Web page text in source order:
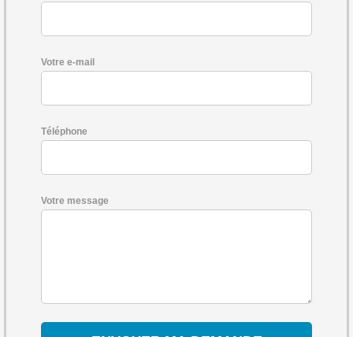
Votre e-mail
Téléphone
Votre message